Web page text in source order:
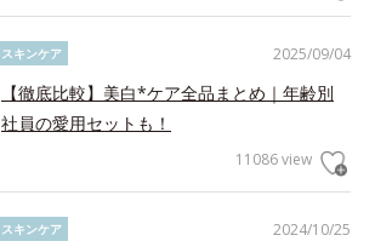
2025/09/04
スキンケア
【徹底比較】美白*ケア全品まとめ｜年齢別
社員の愛用セットも！
11086 view
2024/10/25
スキンケア